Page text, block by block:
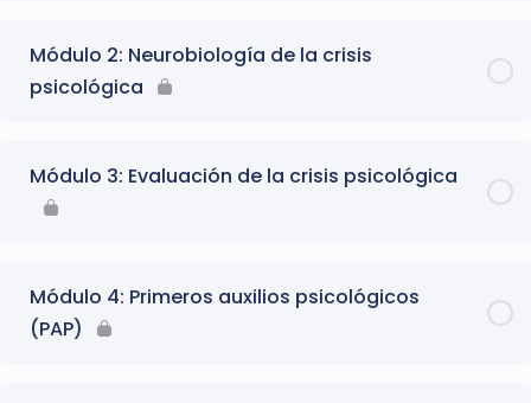
Módulo 2: Neurobiología de la crisis
psicológica
Módulo 3: Evaluación de la crisis psicológica
Módulo 4: Primeros auxilios psicológicos
(PAP)